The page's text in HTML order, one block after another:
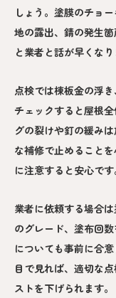
しょう。塗膜のチョ
地の露出、錆の発生
と業者と話が早くなり
点検では棟板金の浮
チェックすると屋根
グの裂けや釘の緩み
な補修で止めること
に注意すると安心です
業者に依頼する場合
のグレード、塗布回
についても事前に合
目で見れば、適切な
ストを下げられます。